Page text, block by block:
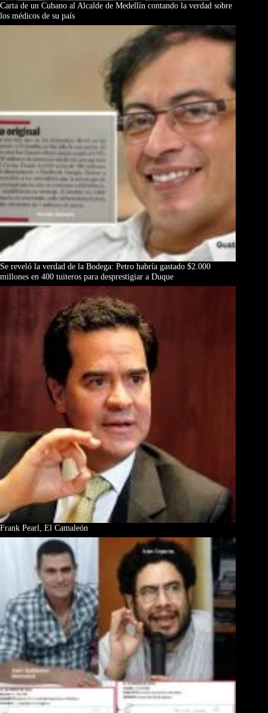
Carta de un Cubano al Alcalde de Medellín contando la verdad sobre
los médicos de su país
Se reveló la verdad de la Bodega: Petro habría gastado $2.000
millones en 400 tuiteros para desprestigiar a Duque
Frank Pearl, El Camaleón